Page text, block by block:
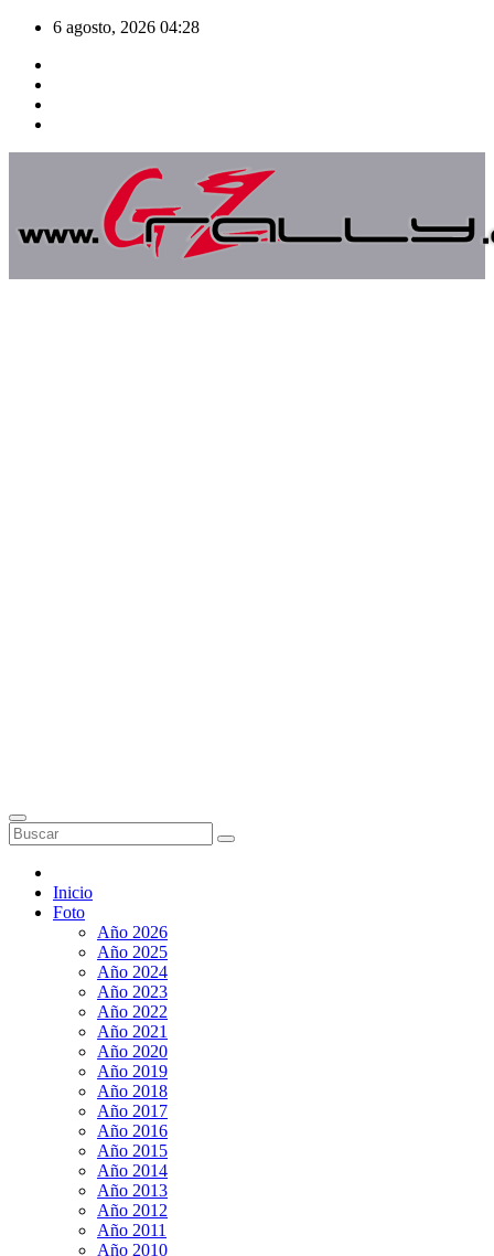
Saltar
contenido
6 agosto, 2026 04:28
Inicio
Foto
Año 2026
Año 2025
Año 2024
Año 2023
Año 2022
Año 2021
Año 2020
Año 2019
Año 2018
Año 2017
Año 2016
Año 2015
Año 2014
Año 2013
Año 2012
Año 2011
Año 2010